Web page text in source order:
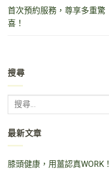
首次預約服務，尊享多重驚
喜！
搜尋
最新文章
膝頭健康，用薑認真WORK！